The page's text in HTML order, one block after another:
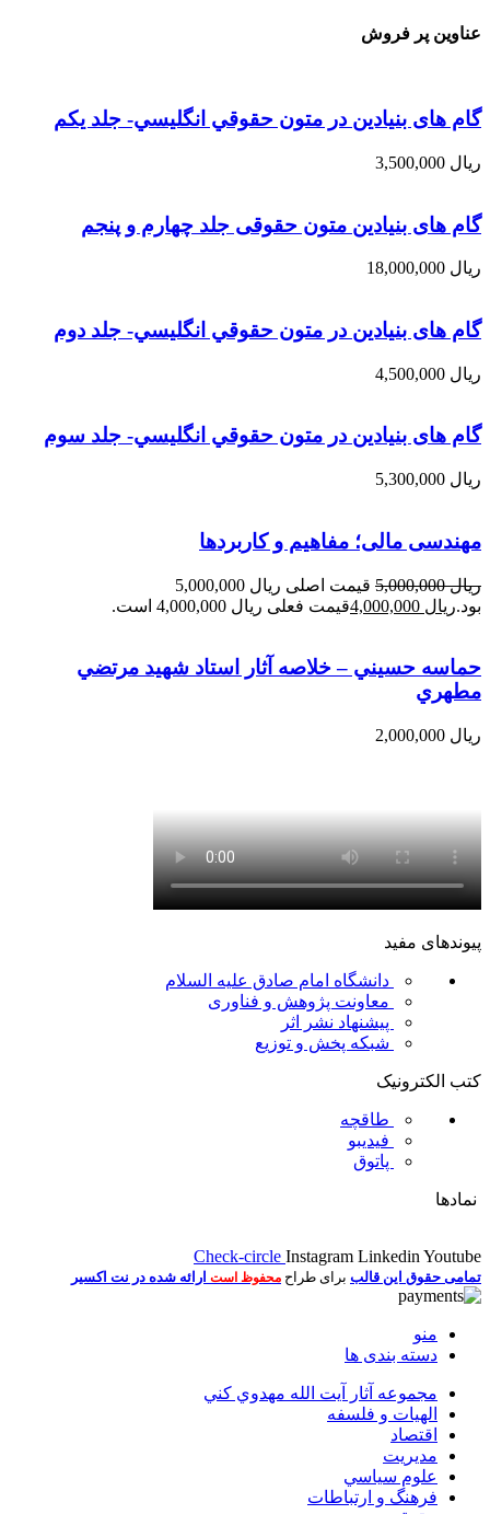
عناوین پر فروش
گام های بنیادین در متون حقوقي انگليسي- جلد يكم
ریال
گام های بنیادین متون حقوقی جلد چهارم و پنجم
ریال
گام های بنیادین در متون حقوقي انگليسي- جلد دوم
ریال
گام های بنیادین در متون حقوقي انگليسي- جلد سوم
ریال
مهندسی مالی؛ مفاهیم و کاربردها
ریال5,000,000
قیمت اصلی ریال 5,000,000
بود.ریال قیمت فعلی ریال 4,000,000 است.
حماسه حسيني – خلاصه آثار استاد شهيد مرتضي
مطهري
ریال
پیوندهای مفید
دانشگاه امام صادق علیه السلام
معاونت پژوهش و فناوری
پیشنهاد نشر اثر
شبکه پخش و توزیع
کتب الکترونیک
طاقچه
فیدیبو
پاتوق
نمادها
Check-circle Instagram Linkedin Youtube
تمامی حقوق این قالب برای طراح محفوظ است ارائه شده در نت اکسیر
منو
دسته بندی ها
مجموعه آثار آيت الله مهدوي كني
الهیات و فلسفه
اقتصاد
مديريت
علوم سياسي
فرهنگ و ارتباطات